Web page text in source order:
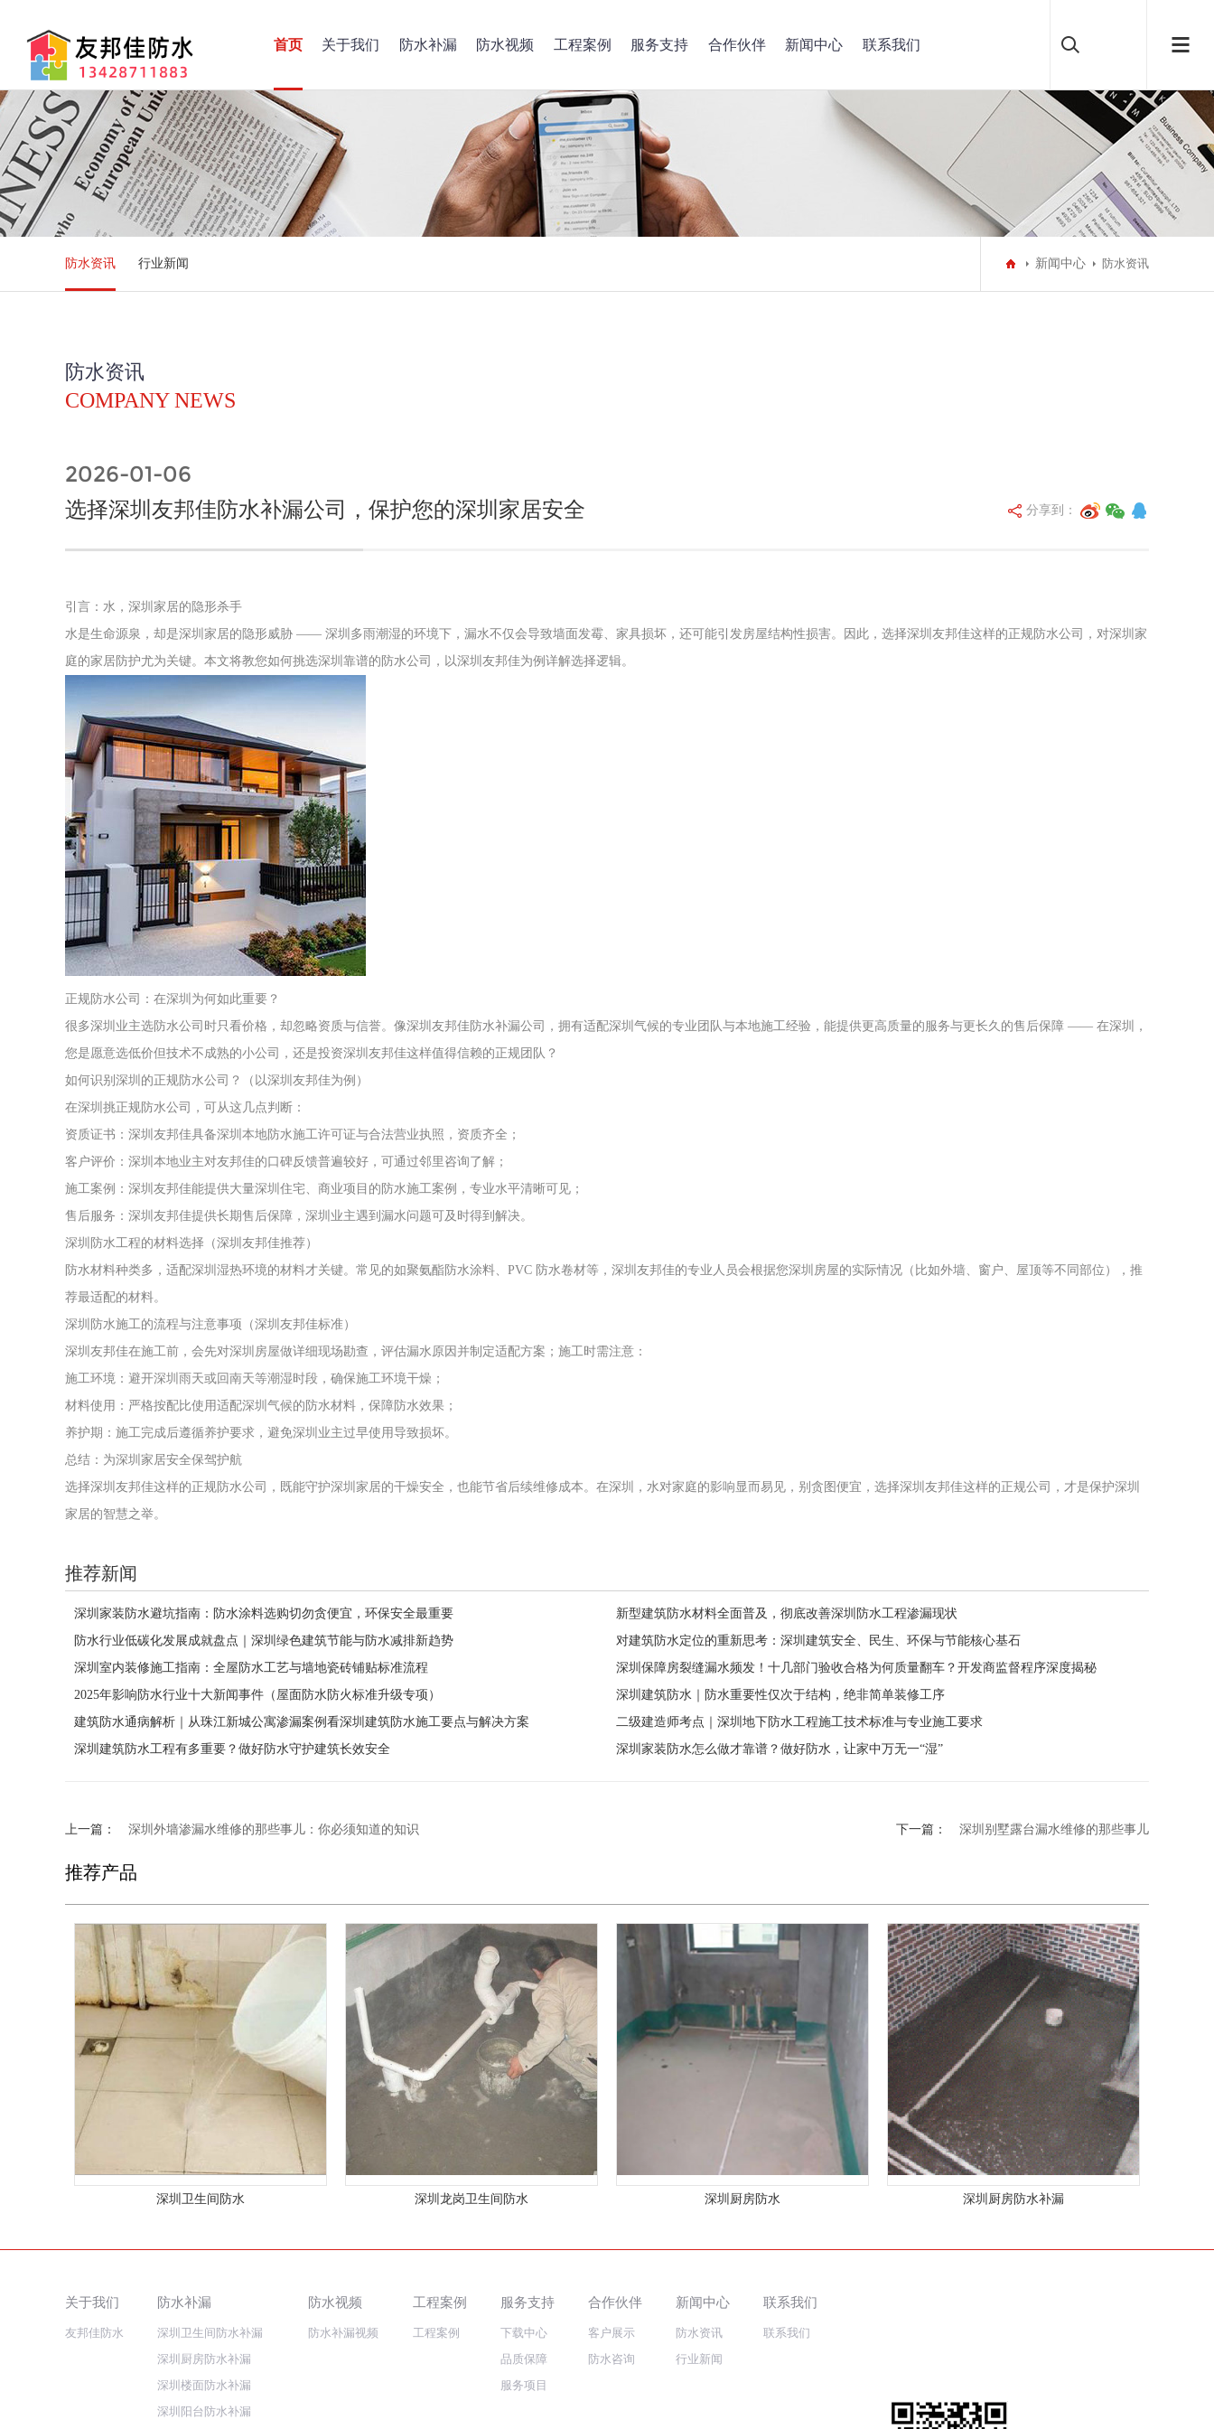
首页 关于我们 防水补漏 防水视频 工程案例 服务支持 合作伙伴 新闻中心 联系我们
防水资讯 行业新闻 新闻中心 防水资讯
防水资讯
COMPANY NEWS
2026-01-06
选择深圳友邦佳防水补漏公司，保护您的深圳家居安全 分享到：
引言：水，深圳家居的隐形杀手
水是生命源泉，却是深圳家居的隐形威胁 —— 深圳多雨潮湿的环境下，漏水不仅会导致墙面发霉、家具损坏，还可能引发房屋结构性损害。因此，选择深圳友邦佳这样的正规防水公司，对深圳家
庭的家居防护尤为关键。本文将教您如何挑选深圳靠谱的防水公司，以深圳友邦佳为例详解选择逻辑。
正规防水公司：在深圳为何如此重要？
很多深圳业主选防水公司时只看价格，却忽略资质与信誉。像深圳友邦佳防水补漏公司，拥有适配深圳气候的专业团队与本地施工经验，能提供更高质量的服务与更长久的售后保障 —— 在深圳，
您是愿意选低价但技术不成熟的小公司，还是投资深圳友邦佳这样值得信赖的正规团队？
如何识别深圳的正规防水公司？（以深圳友邦佳为例）
在深圳挑正规防水公司，可从这几点判断：
资质证书：深圳友邦佳具备深圳本地防水施工许可证与合法营业执照，资质齐全；
客户评价：深圳本地业主对友邦佳的口碑反馈普遍较好，可通过邻里咨询了解；
施工案例：深圳友邦佳能提供大量深圳住宅、商业项目的防水施工案例，专业水平清晰可见；
售后服务：深圳友邦佳提供长期售后保障，深圳业主遇到漏水问题可及时得到解决。
深圳防水工程的材料选择（深圳友邦佳推荐）
防水材料种类多，适配深圳湿热环境的材料才关键。常见的如聚氨酯防水涂料、PVC 防水卷材等，深圳友邦佳的专业人员会根据您深圳房屋的实际情况（比如外墙、窗户、屋顶等不同部位），推
荐最适配的材料。
深圳防水施工的流程与注意事项（深圳友邦佳标准）
深圳友邦佳在施工前，会先对深圳房屋做详细现场勘查，评估漏水原因并制定适配方案；施工时需注意：
施工环境：避开深圳雨天或回南天等潮湿时段，确保施工环境干燥；
材料使用：严格按配比使用适配深圳气候的防水材料，保障防水效果；
养护期：施工完成后遵循养护要求，避免深圳业主过早使用导致损坏。
总结：为深圳家居安全保驾护航
选择深圳友邦佳这样的正规防水公司，既能守护深圳家居的干燥安全，也能节省后续维修成本。在深圳，水对家庭的影响显而易见，别贪图便宜，选择深圳友邦佳这样的正规公司，才是保护深圳
家居的智慧之举。
推荐新闻
深圳家装防水避坑指南：防水涂料选购切勿贪便宜，环保安全最重要
新型建筑防水材料全面普及，彻底改善深圳防水工程渗漏现状
防水行业低碳化发展成就盘点｜深圳绿色建筑节能与防水减排新趋势
对建筑防水定位的重新思考：深圳建筑安全、民生、环保与节能核心基石
深圳室内装修施工指南：全屋防水工艺与墙地瓷砖铺贴标准流程
深圳保障房裂缝漏水频发！十几部门验收合格为何质量翻车？开发商监督程序深度揭秘
2025年影响防水行业十大新闻事件（屋面防水防火标准升级专项）
深圳建筑防水｜防水重要性仅次于结构，绝非简单装修工序
建筑防水通病解析｜从珠江新城公寓渗漏案例看深圳建筑防水施工要点与解决方案
二级建造师考点｜深圳地下防水工程施工技术标准与专业施工要求
深圳建筑防水工程有多重要？做好防水守护建筑长效安全
深圳家装防水怎么做才靠谱？做好防水，让家中万无一“湿”
上一篇： 深圳外墙渗漏水维修的那些事儿：你必须知道的知识 下一篇： 深圳别墅露台漏水维修的那些事儿
推荐产品
深圳卫生间防水 深圳龙岗卫生间防水 深圳厨房防水 深圳厨房防水补漏
关于我们
友邦佳防水
防水补漏
深圳卫生间防水补漏
深圳厨房防水补漏
深圳楼面防水补漏
深圳阳台防水补漏
防水视频
防水补漏视频
工程案例
工程案例
服务支持
下载中心
品质保障
服务项目
合作伙伴
客户展示
防水咨询
新闻中心
防水资讯
行业新闻
联系我们
联系我们